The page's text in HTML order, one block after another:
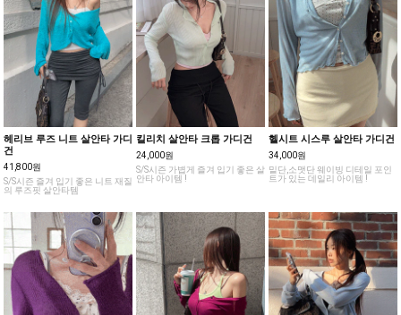
헤리브 루즈 니트 살안타 가디
건
41,800원
S/S시즌 즐겨 입기 좋은 니트 재질
의 루즈핏 살안타템
킬리치 살안타 크롭 가디건
24,000원
S/S시즌 가볍게 즐겨 입기 좋은 살
안타 아이템 !
헬시트 시스루 살안타 가디건
34,000원
밑단,소맷단 웨이빙 디테일 포인
트가 있는 데일리 아이템 !